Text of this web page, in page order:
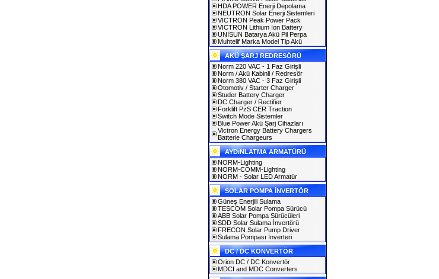
HDA POWER Enerji Depolama
NEUTRON Solar Enerji Sistemleri
VICTRON Peak Power Pack
VICTRON Lithium Ion Battery
UNİSUN Batarya Akü Pil Perpa
Muhtelif Marka Model Tip Akü
AKÜ ŞARJ REDRESÖRÜ
Norm 220 VAC - 1 Faz Girişli
Norm / Akü Kabinli / Redresör
Norm 380 VAC - 3 Faz Girişli
Otomotiv / Starter Charger
Studer Battery Charger
DC Charger / Rectifier
Forklift PzS CER Traction
Switch Mode Sistemler
Blue Power Akü Şarj Cihazları
Victron Energy Battery Chargers
Batterie Chargeurs
AYDıNLATMA ARMATÜRÜ
NORM-Lighting
NORM-COMM-Lighting
NORM - Solar LED Armatür
SOLAR POMPA İNVERTÖR
Güneş Enerjili Sulama
TESCOM Solar Pompa Sürücü
ABB Solar Pompa Sürücüleri
SDD Solar Sulama İnvertörü
FRECON Solar Pump Driver
Sulama Pompası İnverteri
DC / DC KONVERTÖR
Orion DC / DC Konvertör
MDCI and MDC Converters